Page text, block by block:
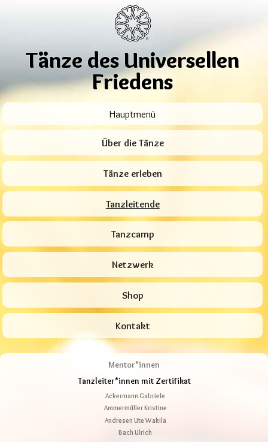
Tänze des Universellen
Friedens
Hauptmenü
Über die Tänze
Tänze erleben
Tanzleitende
Tanzcamp
Netzwerk
Shop
Kontakt
Mentor*innen
Tanzleiter*innen mit Zertifikat
Ackermann Gabriele
Ammermüller Kristine
Andresen Ute Wakila
Bach Ulrich